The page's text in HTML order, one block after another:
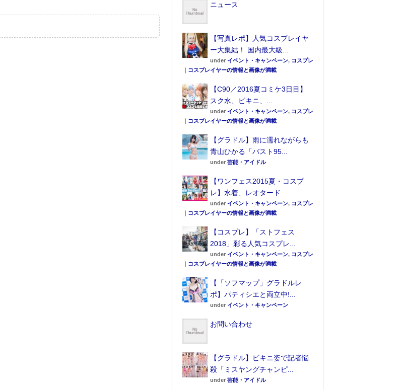
ニュース
【写真レポ】人気コスプレイヤ
ー大集結！ 国内最大級...
under イベント・キャンペーン, コスプレ
｜コスプレイヤーの情報と画像が満載
【C90／2016夏コミケ3日目】
スク水、ビキニ、...
under イベント・キャンペーン, コスプレ
｜コスプレイヤーの情報と画像が満載
【グラドル】雨に濡れながらも
青山ひかる「バスト95...
under 芸能・アイドル
【ワンフェス2015夏・コスプ
レ】水着、レオタード...
under イベント・キャンペーン, コスプレ
｜コスプレイヤーの情報と画像が満載
【コスプレ】「ストフェス
2018」彩る人気コスプレ...
under イベント・キャンペーン, コスプレ
｜コスプレイヤーの情報と画像が満載
【「ソフマップ」グラドルレ
ポ】パティシエと両立中!...
under イベント・キャンペーン
お問い合わせ
【グラドル】ビキニ姿で記者悩
殺「ミスヤングチャンピ...
under 芸能・アイドル